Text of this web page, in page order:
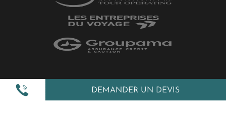
DEMANDER UN DEVIS